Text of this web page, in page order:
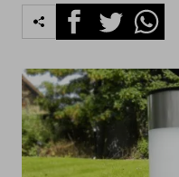
FacebookTwitter